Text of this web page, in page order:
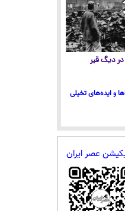
در دیگ قیر
و ایده‌های تخیلی
عصر ایران